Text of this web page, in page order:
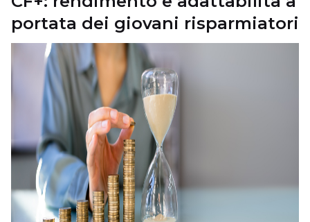
portata dei giovani risparmiatori